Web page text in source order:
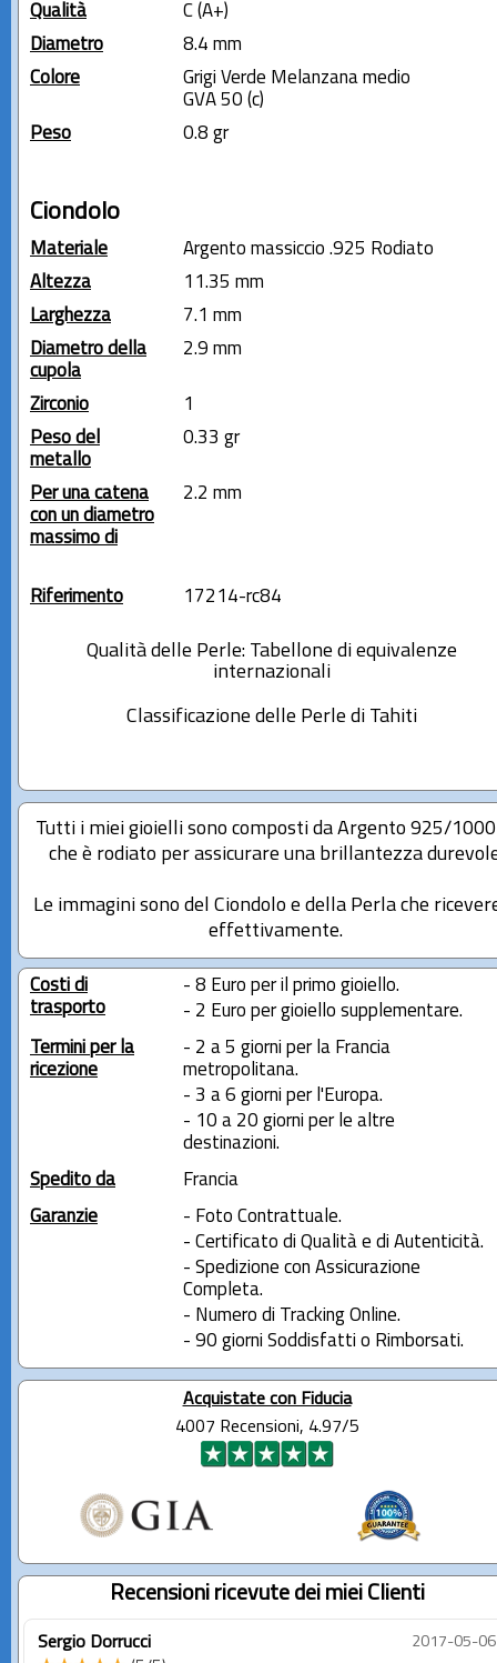
Qualità
C (A+)
Diametro
8.4 mm
Colore
Grigi Verde Melanzana medio
GVA 50 (c)
Peso
0.8 gr
Ciondolo
Materiale
Argento massiccio .925 Rodiato
Altezza
11.35 mm
Larghezza
7.1 mm
Diametro della
cupola
2.9 mm
Zirconio
1
Peso del
metallo
0.33 gr
Per una catena
con un diametro
massimo di
2.2 mm
Riferimento 17214-rc84
Qualità delle Perle: Tabellone di equivalenze
internazionali
Classificazione delle Perle di Tahiti
Tutti i miei gioielli sono composti da Argento 925/
che è rodiato per assicurare una brillantezza
Le immagini sono del Ciondolo e della Perla che
effettivamente.
Costi di
trasporto
- 8 Euro per il primo gioiello.
- 2 Euro per gioiello supplementare.
Termini per la
ricezione
- 2 a 5 giorni per la Francia
metropolitana.
- 3 a 6 giorni per l'Europa.
- 10 a 20 giorni per le altre
destinazioni.
Spedito da
Francia
Garanzie
- Foto Contrattuale.
- Certificato di Qualità e di Autenticità.
- Spedizione con Assicurazione
Completa.
- Numero di Tracking Online.
- 90 giorni Soddisfatti o Rimborsati.
Acquistate con Fiducia
4007 Recensioni, 4.97/5
Recensioni ricevute dei miei Clienti
Sergio Dorrucci 2017-05-06